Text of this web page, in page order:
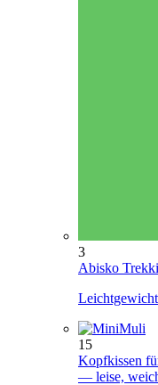
3
Abisko
15
Kopfkissen
— leise,